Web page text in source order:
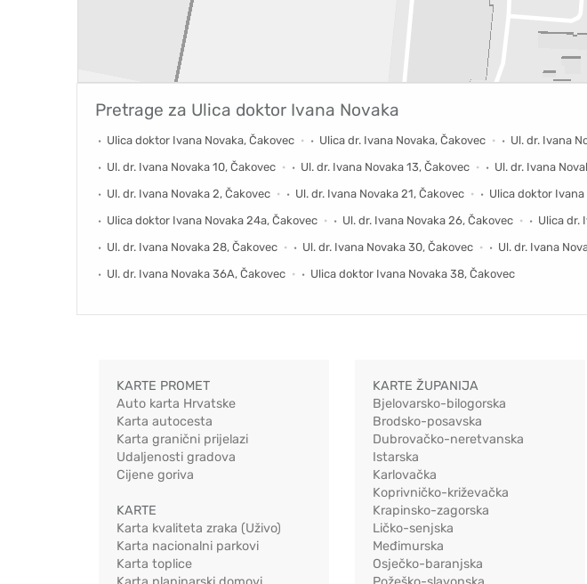
Pretrage za Ulica doktor Ivana Novaka
Ulica doktor Ivana Novaka, Čakovec Ulica dr. Ivana Novaka, Čakovec Ul. dr. Ivana
Ul. dr. Ivana Novaka 10, Čakovec
Ul. dr. Ivana Novaka 13, Čakovec Ul. dr. Ivana
Ul. dr. Ivana Novaka 2, Čakovec
Ul. dr. Ivana Novaka 21, Čakovec Ulica doktor
Ulica doktor Ivana Novaka 24a, Čakovec
Ul. dr. Ivana Novaka 26, Čakovec Ulica dr.
Ul. dr. Ivana Novaka 28, Čakovec
Ul. dr. Ivana Novaka 30, Čakovec Ul. dr. Ivana
Ul. dr. Ivana Novaka 36A, Čakovec
Ulica doktor Ivana Novaka 38, Čakovec
KARTE PROMET
Auto karta Hrvatske
Karta autocesta
Karta granični prijelazi
Udaljenosti gradova
Cijene goriva
KARTE
Karta kvaliteta zraka (Uživo)
Karta nacionalni parkovi
Karta toplice
KARTE ŽUPANIJA
Bjelovarsko-bilogorska
Brodsko-posavska
Dubrovačko-neretvanska
Istarska
Karlovačka
Koprivničko-križevačka
Krapinsko-zagorska
Ličko-senjska
Međimurska
Osječko-baranjska